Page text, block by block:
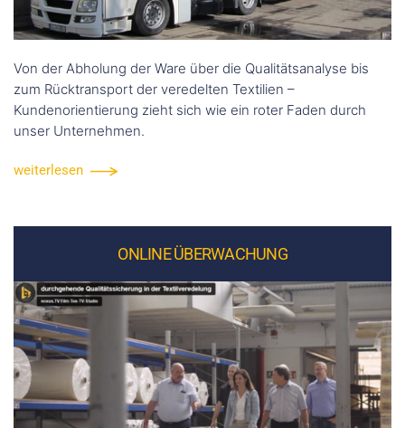
Von der Abholung der Ware über die Qualitätsanalyse bis
zum Rücktransport der veredelten Textilien –
Kundenorientierung zieht sich wie ein roter Faden durch
unser Unternehmen.
weiterlesen
ONLINE ÜBERWACHUNG